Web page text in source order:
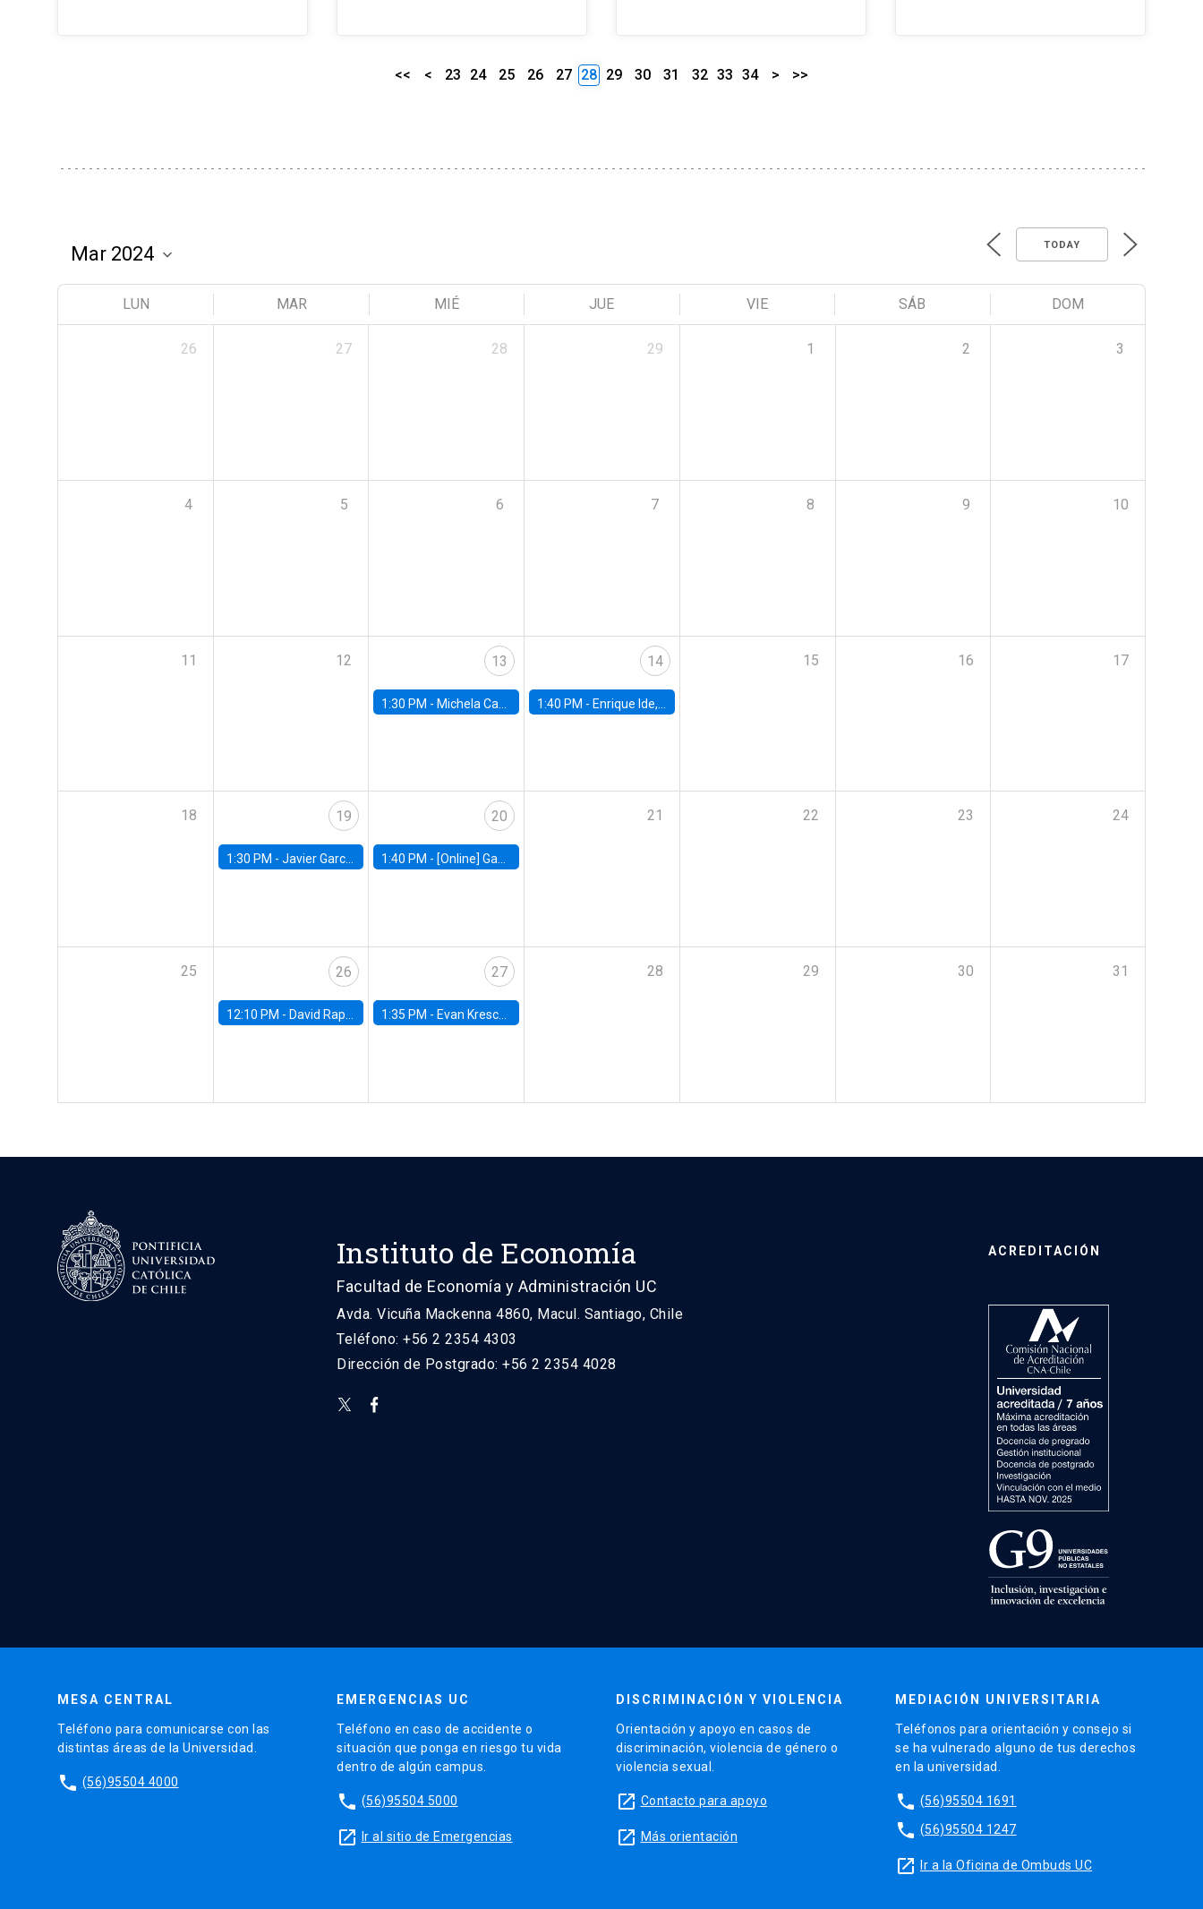
<< < 23 24 25 26 27 28 29 30 31 32 33 34 > >>
TODAY
LUN MAR MIÉ JUE VIE SÁB DOM
26 27 28 29 1 2 3
4 5 6 7 8 9 10
11 12 13
1:30 PM - Michela Carlana, Harvard Kennedy School
14
1:40 PM - Enrique Ide, IESE
15 16 17
18 19
1:30 PM - Javier Garcia Cicco, Universidad de San Andres
20
1:40 PM - [Online] Gabriel Englander, World Bank
21 22 23 24
25 26
12:10 PM - David Rappoport, FED Board
27
1:35 PM - Evan Kresch, Oberlin College
28 29 30 31
Instituto de Economía
Facultad de Economía y Administración UC
Avda. Vicuña Mackenna 4860, Macul. Santiago, Chile
Teléfono: +56 2 2354 4303
Dirección de Postgrado: +56 2 2354 4028
ACREDITACIÓN
MESA CENTRAL
Teléfono para comunicarse con las
distintas áreas de la Universidad.
phone (56)95504 4000
EMERGENCIAS UC
Teléfono en caso de accidente o
situación que ponga en riesgo tu vida
dentro de algún campus.
phone (56)95504 5000
launch Ir al sitio de Emergencias
DISCRIMINACIÓN Y VIOLENCIA
Orientación y apoyo en casos de
discriminación, violencia de género o
violencia sexual.
launch Contacto para apoyo
launch Más orientación
MEDIACIÓN UNIVERSITARIA
Teléfonos para orientación y consejo si
se ha vulnerado alguno de tus derechos
en la universidad.
phone (56)95504 1691
phone (56)95504 1247
launch Ir a la Oficina de Ombuds UC